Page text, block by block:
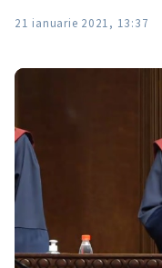
21 ianuarie 2021, 13:37